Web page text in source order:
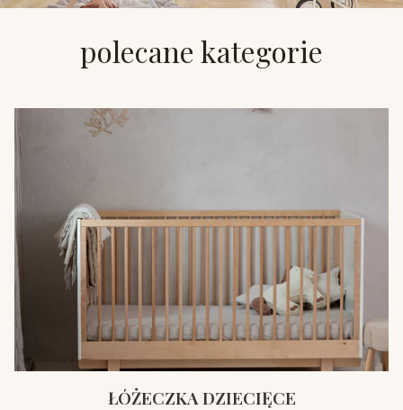
polecane kategorie
ŁÓŻECZKA DZIECIĘCE